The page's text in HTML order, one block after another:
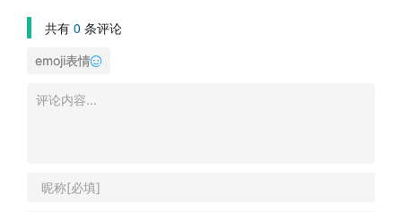
共有 0 条评论
emoji表情